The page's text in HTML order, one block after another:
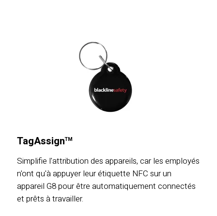
TagAssignTM
Simplifie l'attribution des appareils, car les employés
n'ont qu'à appuyer leur étiquette NFC sur un
appareil G8 pour être automatiquement connectés
et prêts à travailler.